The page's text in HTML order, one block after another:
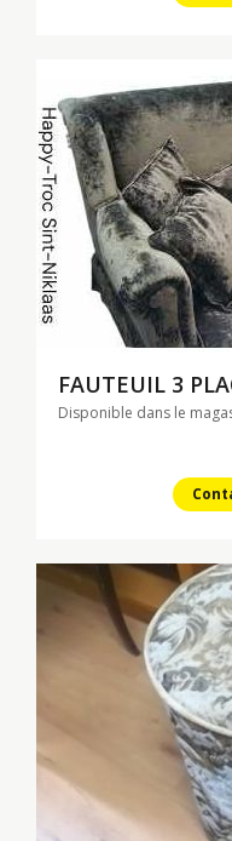
FAUTEUIL 3
Disponible dans le